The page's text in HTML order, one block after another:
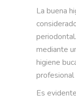
La buena
mediante
higiene
profesional
Es